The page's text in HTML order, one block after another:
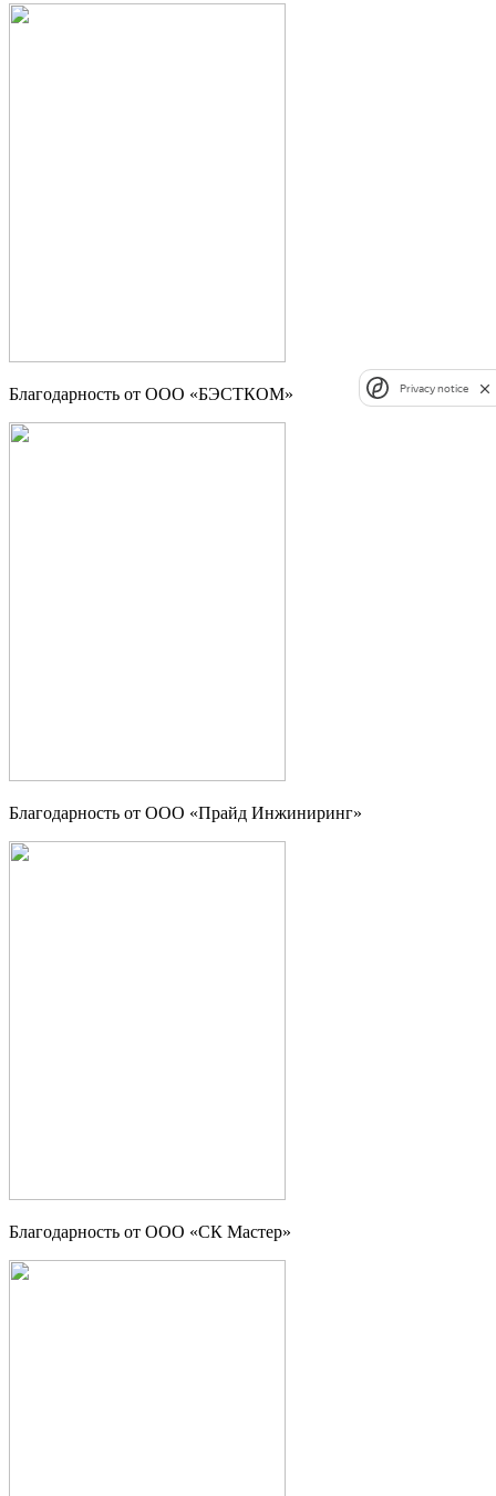
Благодарность от ООО «БЭСТКОМ»
Благодарность от ООО «Прайд Инжиниринг»
Благодарность от ООО «СК Мастер»
Privacy notice